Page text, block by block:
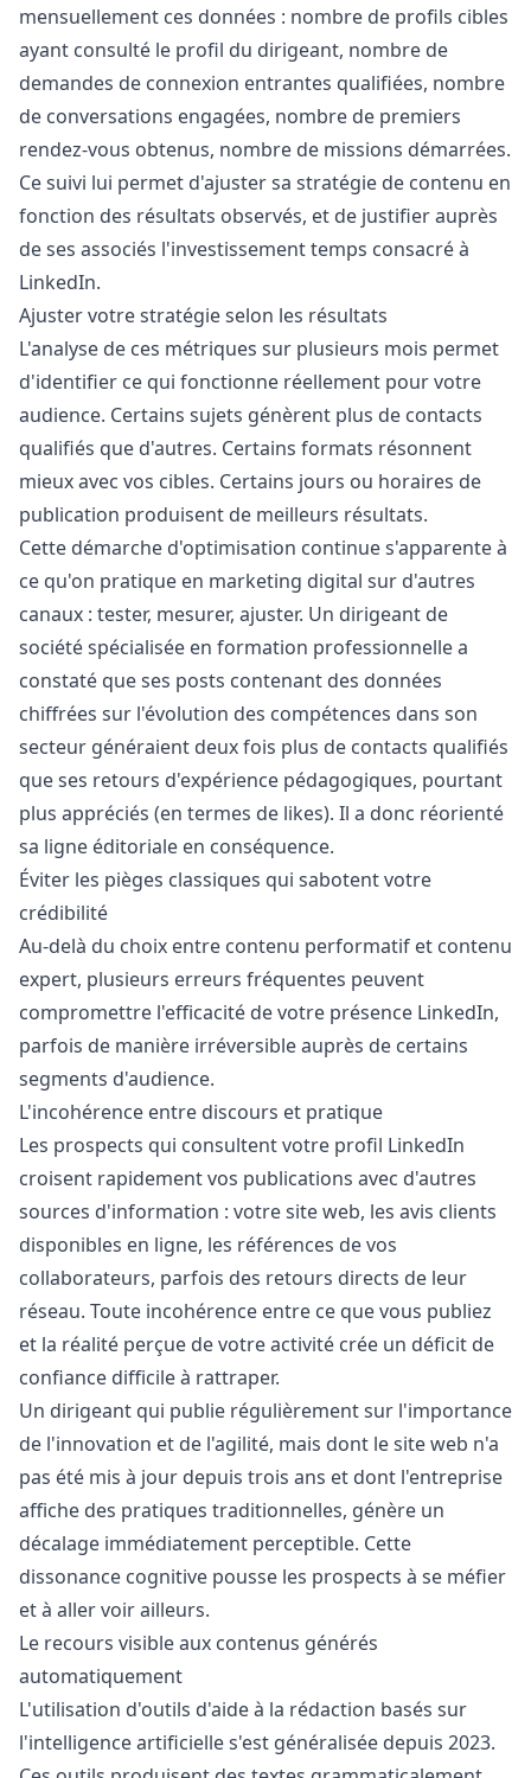
mensuellement ces données : nombre de profils cibles
ayant consulté le profil du dirigeant, nombre de
demandes de connexion entrantes qualifiées, nombre
de conversations engagées, nombre de premiers
rendez-vous obtenus, nombre de missions démarrées.
Ce suivi lui permet d'ajuster sa stratégie de contenu en
fonction des résultats observés, et de justifier auprès
de ses associés l'investissement temps consacré à
LinkedIn.
Ajuster votre stratégie selon les résultats
L'analyse de ces métriques sur plusieurs mois permet
d'identifier ce qui fonctionne réellement pour votre
audience. Certains sujets génèrent plus de contacts
qualifiés que d'autres. Certains formats résonnent
mieux avec vos cibles. Certains jours ou horaires de
publication produisent de meilleurs résultats.
Cette démarche d'optimisation continue s'apparente à
ce qu'on pratique en marketing digital sur d'autres
canaux : tester, mesurer, ajuster. Un dirigeant de
société spécialisée en formation professionnelle a
constaté que ses posts contenant des données
chiffrées sur l'évolution des compétences dans son
secteur généraient deux fois plus de contacts qualifiés
que ses retours d'expérience pédagogiques, pourtant
plus appréciés (en termes de likes). Il a donc réorienté
sa ligne éditoriale en conséquence.
Éviter les pièges classiques qui sabotent votre
crédibilité
Au-delà du choix entre contenu performatif et contenu
expert, plusieurs erreurs fréquentes peuvent
compromettre l'efficacité de votre présence LinkedIn,
parfois de manière irréversible auprès de certains
segments d'audience.
L'incohérence entre discours et pratique
Les prospects qui consultent votre profil LinkedIn
croisent rapidement vos publications avec d'autres
sources d'information : votre site web, les avis clients
disponibles en ligne, les références de vos
collaborateurs, parfois des retours directs de leur
réseau. Toute incohérence entre ce que vous publiez
et la réalité perçue de votre activité crée un déficit de
confiance difficile à rattraper.
Un dirigeant qui publie régulièrement sur l'importance
de l'innovation et de l'agilité, mais dont le site web n'a
pas été mis à jour depuis trois ans et dont l'entreprise
affiche des pratiques traditionnelles, génère un
décalage immédiatement perceptible. Cette
dissonance cognitive pousse les prospects à se méfier
et à aller voir ailleurs.
Le recours visible aux contenus générés
automatiquement
L'utilisation d'outils d'aide à la rédaction basés sur
l'intelligence artificielle s'est généralisée depuis 2023.